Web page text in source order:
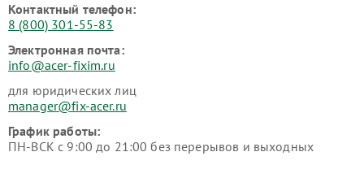
Контактный телефон:
8 (800) 301-55-83
Электронная почта:
info@acer-fixim.ru
для юридических лиц
manager@fix-acer.ru
График работы:
ПН-ВСК с 9:00 до 21:00 без перерывов и выходных